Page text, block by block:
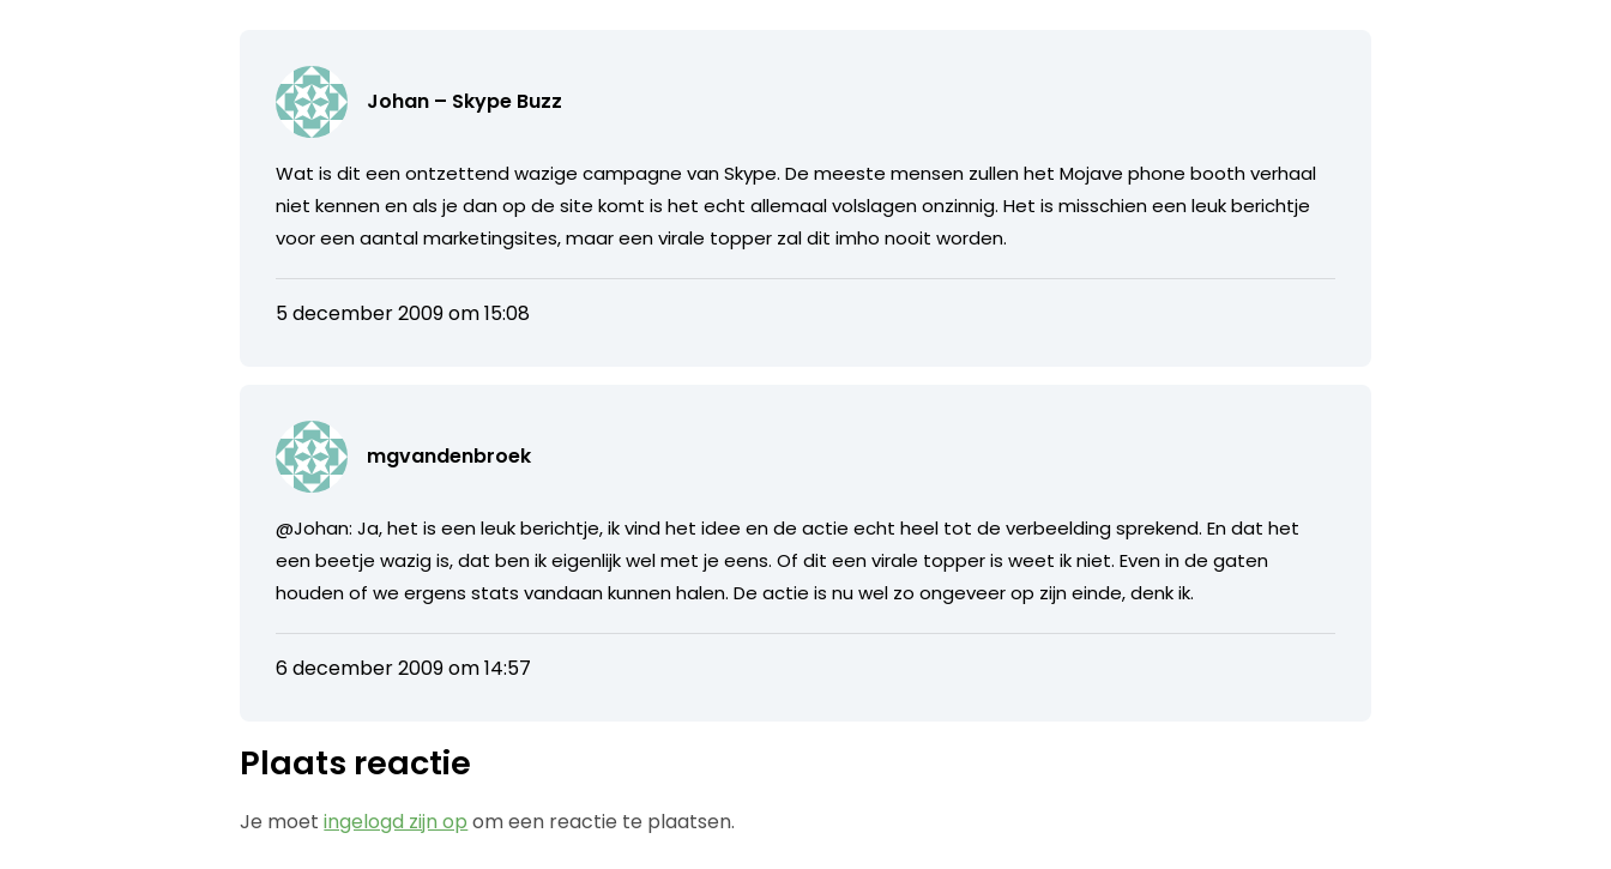
Johan – Skype Buzz
Wat is dit een ontzettend wazige campagne van Skype. De meeste mensen zullen het Mojave phone booth verhaal
niet kennen en als je dan op de site komt is het echt allemaal volslagen onzinnig. Het is misschien een leuk berichtje
voor een aantal marketingsites, maar een virale topper zal dit imho nooit worden.
5 december 2009 om 15:08
mgvandenbroek
@Johan: Ja, het is een leuk berichtje, ik vind het idee en de actie echt heel tot de verbeelding sprekend. En dat het
een beetje wazig is, dat ben ik eigenlijk wel met je eens. Of dit een virale topper is weet ik niet. Even in de gaten
houden of we ergens stats vandaan kunnen halen. De actie is nu wel zo ongeveer op zijn einde, denk ik.
6 december 2009 om 14:57
Plaats reactie
Je moetingelogd zijn op om een reactie te plaatsen.